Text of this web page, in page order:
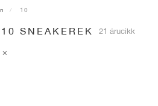
10
SNEAKEREK 21 árucikk